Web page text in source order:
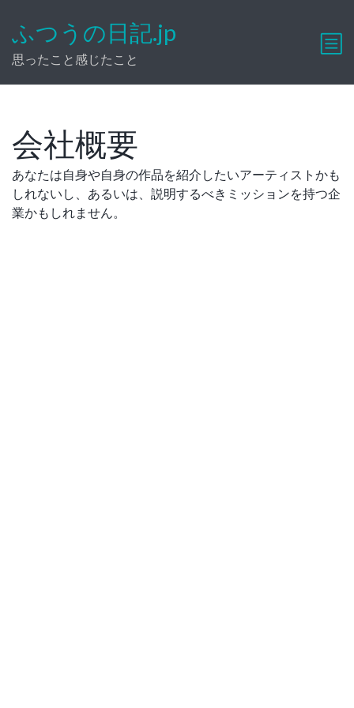
ふつうの日記.jp
思ったこと感じたこと
会社概要
あなたは自身や自身の作品を紹介したいアーティストかも
しれないし、あるいは、説明するべきミッションを持つ企
業かもしれません。